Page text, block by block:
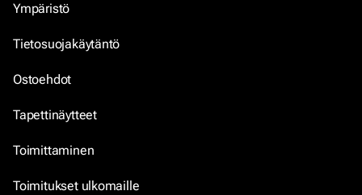
Ympäristö
Tietosuojakäytäntö
Ostoehdot
Tapettinäytteet
Toimittaminen
Toimitukset ulkomaille